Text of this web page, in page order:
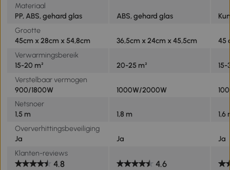
Materiaal
PP, ABS, gehard glas
ABS, gehard glas
Grootte
45cm x 28cm x 54,8cm
36,5cm x 24cm x 45,5cm
45
Verwarmingsbereik
15-20 m²
20-25 m²
15-
Verstelbaar vermogen
900/1800W
1000W/2000W
Netsnoer
1,5 m
1,8 m
1,6
Oververhittingsbeveiliging
Ja
Ja
Ja
Klanten-reviews
4.8 4.6